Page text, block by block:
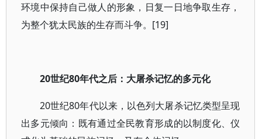
环境中保持自己做人的形象，日复一日地争取生存，
为整个犹太民族的生存而斗争。[19]
20世纪80年代之后：大屠杀记忆的多元化
20世纪80年代以来，以色列大屠杀记忆类型呈现
出多元倾向：既有通过全民教育形成的以制度化、仪